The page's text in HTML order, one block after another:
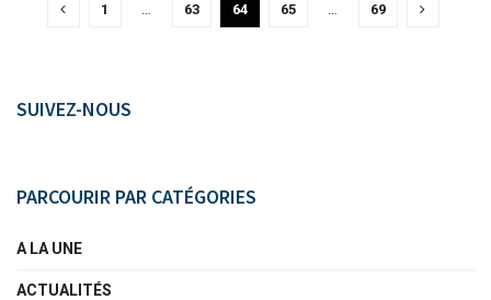
1 … 63 64 65 … 69
SUIVEZ-NOUS
PARCOURIR PAR CATÉGORIES
A LA UNE
ACTUALITÉS